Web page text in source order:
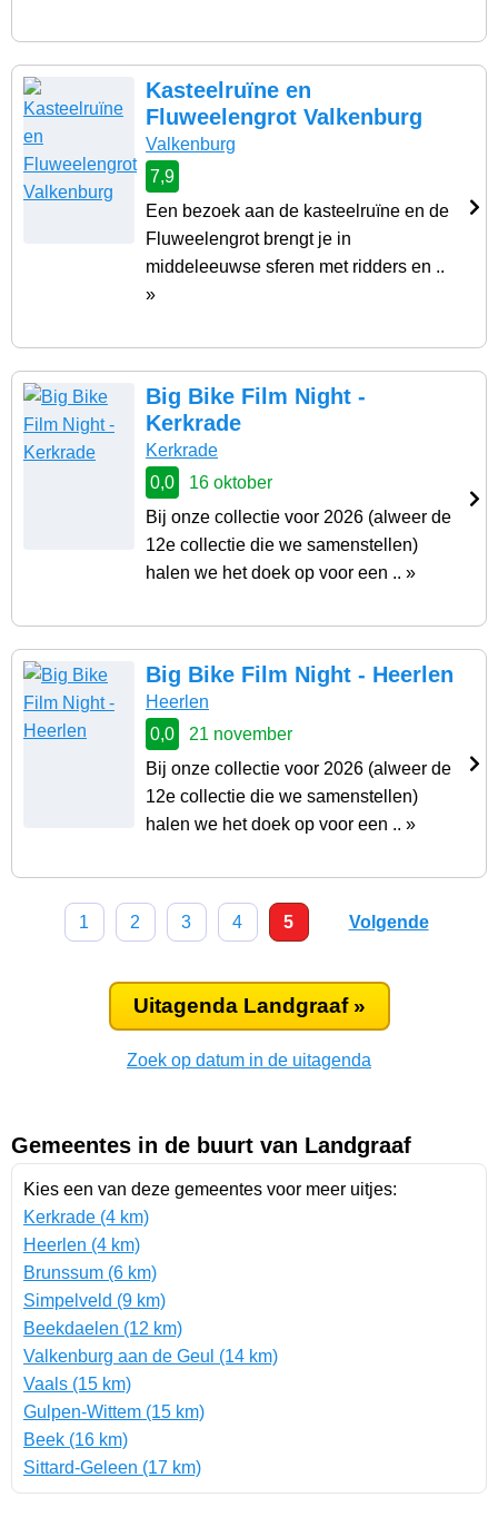
Kasteelruïne en
Fluweelengrot Valkenburg
Valkenburg
7,9
Een bezoek aan de kasteelruïne en de
Fluweelengrot brengt je in
middeleeuwse sferen met ridders en ..
»
Big Bike Film Night -
Kerkrade
Kerkrade
0,0
16 oktober
Bij onze collectie voor 2026 (alweer de
12e collectie die we samenstellen)
halen we het doek op voor een .. »
Big Bike Film Night - Heerlen
Heerlen
0,0
21 november
Bij onze collectie voor 2026 (alweer de
12e collectie die we samenstellen)
halen we het doek op voor een .. »
1 2 3 4 5 Volgende
Uitagenda Landgraaf »
Zoek op datum in de uitagenda
Gemeentes in de buurt van Landgraaf
Kies een van deze gemeentes voor meer uitjes:
Kerkrade (4 km)
Heerlen (4 km)
Brunssum (6 km)
Simpelveld (9 km)
Beekdaelen (12 km)
Valkenburg aan de Geul (14 km)
Vaals (15 km)
Gulpen-Wittem (15 km)
Beek (16 km)
Sittard-Geleen (17 km)